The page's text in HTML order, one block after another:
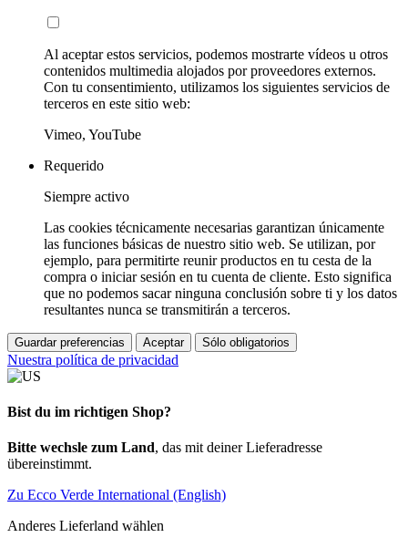
Al aceptar estos servicios, podemos mostrarte vídeos u otros
contenidos multimedia alojados por proveedores externos.
Con tu consentimiento, utilizamos los siguientes servicios de
terceros en este sitio web:
Vimeo, YouTube
Requerido
Siempre activo
Las cookies técnicamente necesarias garantizan únicamente
las funciones básicas de nuestro sitio web. Se utilizan, por
ejemplo, para permitirte reunir productos en tu cesta de la
compra o iniciar sesión en tu cuenta de cliente. Esto significa
que no podemos sacar ninguna conclusión sobre ti y los datos
resultantes nunca se transmitirán a terceros.
Guardar preferencias Aceptar Sólo obligatorios
Nuestra política de privacidad
Bist du im richtigen Shop?
Bitte wechsle zum Land, das mit deiner Lieferadresse
übereinstimmt.
Zu Ecco Verde International (English)
Anderes Lieferland wählen